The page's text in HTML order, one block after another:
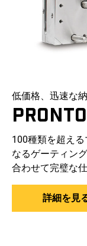
低価格、迅速な
100種類を超え
なるゲーティン
合わせて完璧な
詳細を見